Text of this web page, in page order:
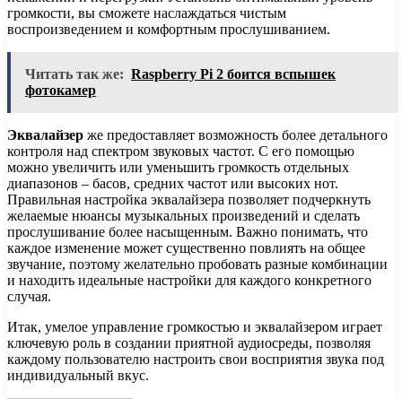
громкости, вы сможете наслаждаться чистым
воспроизведением и комфортным прослушиванием.
Читать так же: Raspberry Pi 2 боится вспышек
фотокамер
Эквалайзер же предоставляет возможность более детального
контроля над спектром звуковых частот. С его помощью
можно увеличить или уменьшить громкость отдельных
диапазонов – басов, средних частот или высоких нот.
Правильная настройка эквалайзера позволяет подчеркнуть
желаемые нюансы музыкальных произведений и сделать
прослушивание более насыщенным. Важно понимать, что
каждое изменение может существенно повлиять на общее
звучание, поэтому желательно пробовать разные комбинации
и находить идеальные настройки для каждого конкретного
случая.
Итак, умелое управление громкостью и эквалайзером играет
ключевую роль в создании приятной аудиосреды, позволяя
каждому пользователю настроить свои восприятия звука под
индивидуальный вкус.